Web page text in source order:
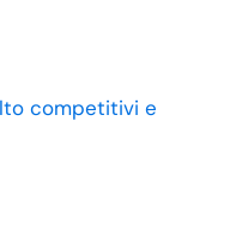
competitivi e